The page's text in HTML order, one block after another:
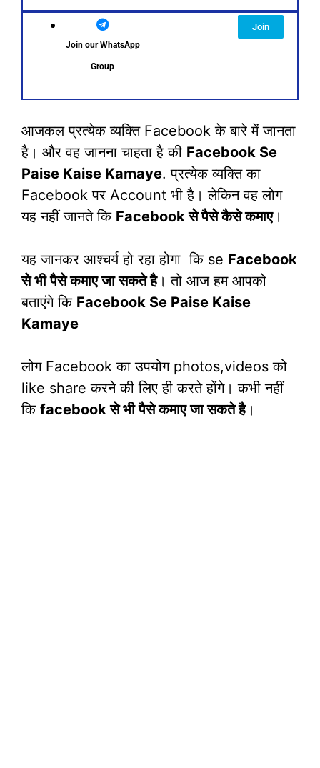
Join our WhatsApp
Group
Join
आजकल प्रत्येक व्यक्ति Facebook के बारे में जानता
है। और वह जानना चाहता है की Facebook Se
Paise Kaise Kamaye. प्रत्येक व्यक्ति का
Facebook पर Account भी है। लेकिन वह लोग
यह नहीं जानते कि Facebook से पैसे कैसे कमाए।
यह जानकर आश्चर्य हो रहा होगा कि se Facebook
से भी पैसे कमाए जा सकते है। तो आज हम आपको
बताएंगे कि Facebook Se Paise Kaise
Kamaye
लोग Facebook का उपयोग photos,videos को
like share करने की लिए ही करते होंगे। कभी नहीं
कि facebook से भी पैसे कमाए जा सकते है।